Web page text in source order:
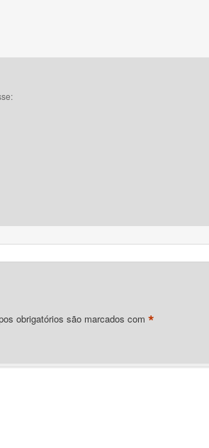
obrigatórios são marcados com *